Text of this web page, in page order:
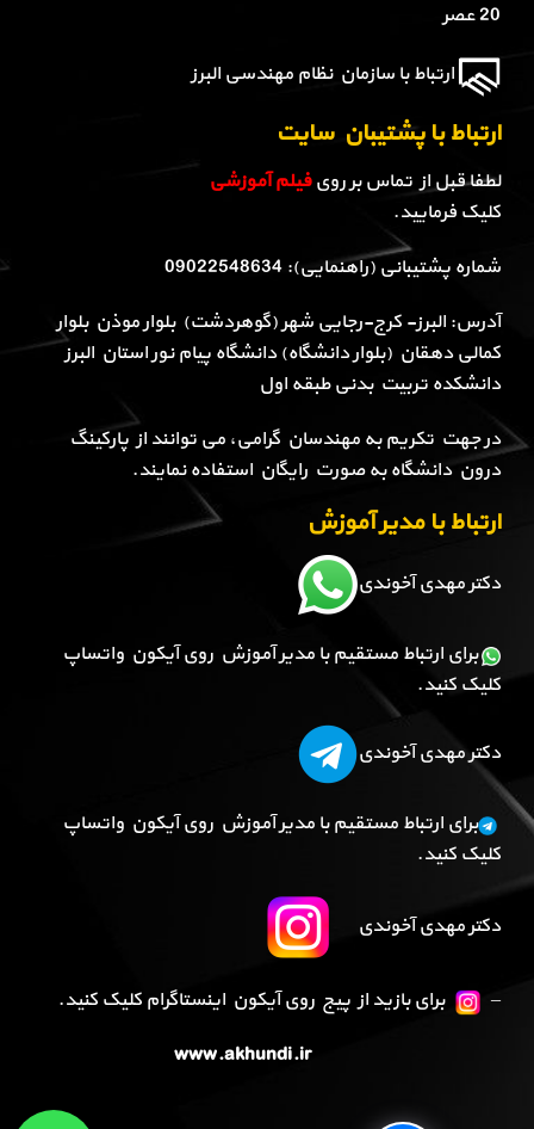
20 عصر
ارتباط با سازمان نظام مهندسی البرز
ارتباط با پشتیبان سایت
لطفا قبل از تماس بر رویفیلم آموزشی
کلیک فرمایید.
شماره پشتیبانی (راهنمایی): 09022548634
آدرس: البرز- کرج-رجایی شهر (گوهردشت) بلوار موذن بلوار
کمالی دهقان (بلوار دانشگاه) دانشگاه پیام نور استان البرز
دانشکده تربیت بدنی طبقه اول
در جهت تکریم به مهندسان گرامی، می توانند از پارکینگ
درون دانشگاه به صورت رایگان استفاده نمایند.
ارتباط با مدیر آموزش
دکتر مهدی آخوندی
برای ارتباط مستقیم با مدیر آموزش روی آیکون واتساپ
کلیک کنید.
دکتر مهدی آخوندی
برای ارتباط مستقیم با مدیر آموزش روی آیکون واتساپ
کلیک کنید.
دکتر مهدی آخوندی
–
برای بازید از پیج روی آیکون اینستاگرام کلیک کنید.
www.akhundi.ir